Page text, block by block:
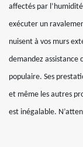
affectés par
exécuter un
nuisent à vos murs
demandez assistance
populaire. Ses
et même les autres
est inégalable.